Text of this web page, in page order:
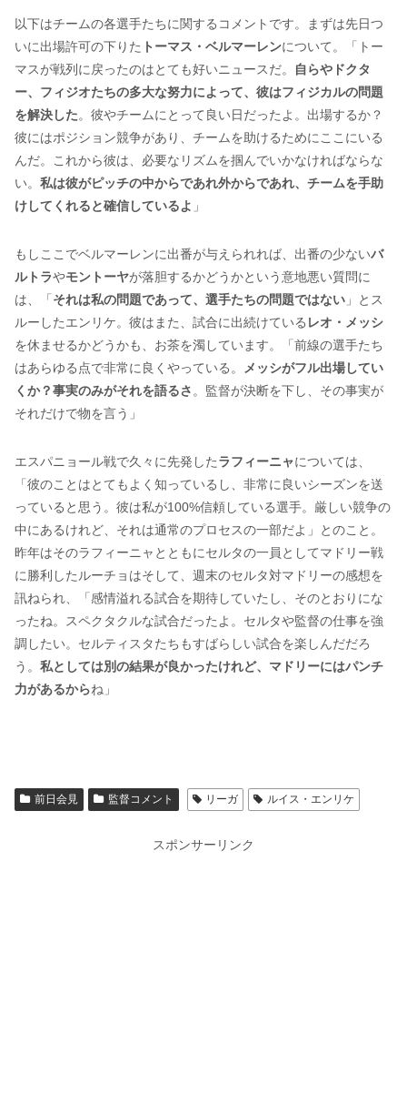
以下はチームの各選手たちに関するコメントです。まずは先日つ
いに出場許可の下りた トーマス・ベルマーレンについて。「トー
マスが戦列に戻ったのはとても好いニュースだ。
自らやドクタ
ー、フィジオたちの多大な努力によって、彼はフィジカルの問題
を解決した。彼やチームにとって良い日だったよ。出場するか？
彼にはポジション競争があり、チームを助けるためにここにいる
んだ。これから彼は、必要なリズムを掴んでいかなければならな
い。 私は彼がピッチの中からであれ外からであれ、チームを手助
けしてくれると確信しているよ 」
もしここでベルマーレンに出番が与えられれば、出番の少ないバ
ルトラやモントーヤが落胆するかどうかという意地悪い質問に
は、「 それは私の問題であって、選手たちの問題ではない 」とス
ルーしたエンリケ。彼はまた、試合に出続けている レオ・メッシ
を休ませるかどうかも、お茶を濁しています。「前線の選手たち
はあらゆる点で非常に良くやっている。
メッシがフル出場してい
くか？事実のみがそれを語るさ 。監督が決断を下し、その事実が
それだけで物を言う」
エスパニョール戦で久々に先発したラフィーニャについては、
「彼のことはとてもよく知っているし、非常に良いシーズンを送
っていると思う。彼は私が100%信頼している選手。厳しい競争の
中にあるけれど、それは通常のプロセスの一部だよ」とのこと。
昨年はそのラフィーニャとともにセルタの一員としてマドリー戦
に勝利したルーチョはそして、週末のセルタ対マドリーの感想を
訊ねられ、「感情溢れる試合を期待していたし、そのとおりにな
ったね。スペクタクルな試合だったよ。セルタや監督の仕事を強
調したい。セルティスタたちもすばらしい試合を楽しんだだろ
う。 私としては別の結果が良かったけれど、マドリーにはパンチ
力があるからね」
前日会見 監督コメント リーガ ルイス・エンリケ
スポンサーリンク